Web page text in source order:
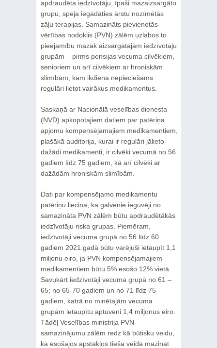
apdraudēta iedzīvotāju, īpaši mazaizsargāto
grupu, spēja iegādāties ārstu nozīmētās
zāļu terapijas. Samazināts pievienotās
vērtības nodoklis (PVN) zālēm uzlabos to
pieejamību mazāk aizsargātajām iedzīvotāju
grupām – pirms pensijas vecuma cilvēkiem,
senioriem un arī cilvēkiem ar hroniskām
slimībām, kam ikdienā nepieciešams
regulāri lietot vairākus medikamentus.
Saskaņā ar Nacionālā veselības dienesta
(NVD) apkopotajiem datiem par patēriņa
apjomu kompensējamajiem medikamentiem,
plašākā auditorija, kurai ir regulāri jālieto
dažādi medikamenti, ir cilvēki vecumā no 56
gadiem līdz 75 gadiem, kā arī cilvēki ar
dažādām hroniskām slimībām.
Dati par kompensējamo medikamentu
patēriņu liecina, ka galvenie ieguvēji no
samazināta PVN zālēm būtu apdraudētākās
iedzīvotāju riska grupas. Piemēram,
iedzīvotāji vecuma grupā no 56 līdz 60
gadiem 2021.gadā būtu varējuši ietaupīt 1,1
miljonu eiro, ja PVN kompensējamajiem
medikamentiem būtu 5% esošo 12% vietā.
Savukārt iedzīvotāji vecuma grupā no 61 –
65; no 65-70 gadiem un no 71 līdz 75
gadiem, katrā no minētajām vecuma
grupām ietaupītu aptuveni 1,4 miljonus eiro.
Tādēļ Veselības ministrija PVN
samazinājumu zālēm redz kā būtisku veidu,
kā esošajos apstākļos tiešā veidā mazināt